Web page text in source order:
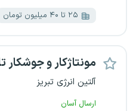
۲۵ تا ۴۰ میلیون تومان
مونتاژکار و جوشکار
آلتین انرژی تبریز
ارسال آسان